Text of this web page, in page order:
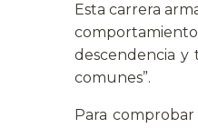
Esta carrera
descendencia y
comunes”.
Para